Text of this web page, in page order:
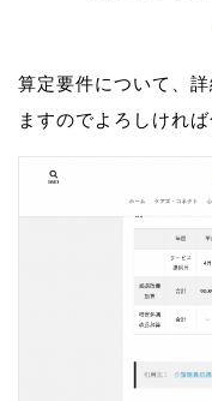
算定要件について、
ますのでよろしけれ